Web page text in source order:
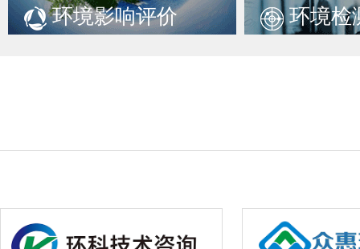
代表人到现场则无需提供）、法定代表人身份证复印件至茂
份，其他组织可提供负责人或经营者的身份证复印件及其授权委托书）。 方式二：投标人可将采购平台注册截图、采购文件登记表、营业执照副
与修改 招标人可对已发出的招标文件进行必要的澄清和修改。澄清或者修改的内容可能影响投标文件编制的，在投标截止时间至少十五日前，以书面形式在中国人寿集中
采购平台统一发布；不足十五日的，顺延提交投标文件的截止时间。修改的内容为招标文件的组成
环境影响评价 环境检